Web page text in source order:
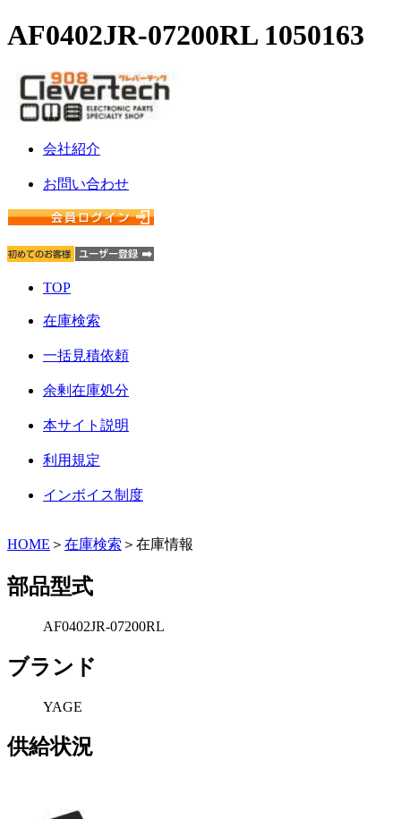
AF0402JR-07200RL 1050163
会社紹介
お問い合わせ
TOP
在庫検索
一括見積依頼
余剰在庫処分
本サイト説明
利用規定
インボイス制度
HOME ＞ 在庫検索 ＞在庫情報
部品型式
AF0402JR-07200RL
ブランド
YAGE
供給状況